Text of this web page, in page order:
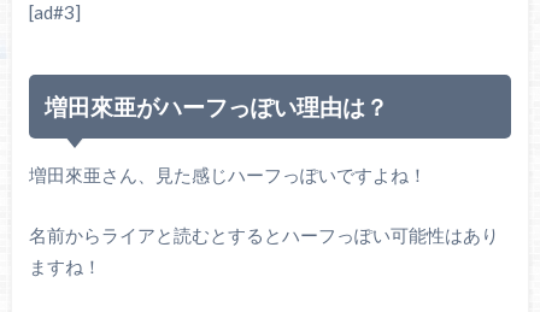
[ad#3]
増田來亜がハーフっぽい理由は？
増田來亜さん、見た感じハーフっぽいですよね！
名前からライアと読むとするとハーフっぽい可能性はあり
ますね！